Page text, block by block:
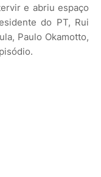
e abriu espaço
do PT, Rui
Paulo Okamotto,